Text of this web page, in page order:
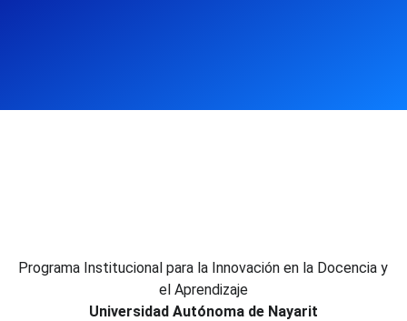
Programa Institucional para la Innovación en la Docencia y
el Aprendizaje
Universidad Autónoma de Nayarit